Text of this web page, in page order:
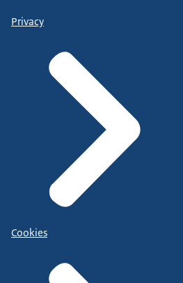
Privacy
Cookies